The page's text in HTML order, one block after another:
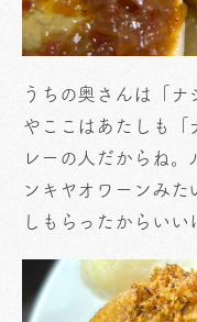
うちの奥さんは「ナ
やここはあたしも「
レーの人だからね。
ンキヤオワーンみた
しもらったからいい